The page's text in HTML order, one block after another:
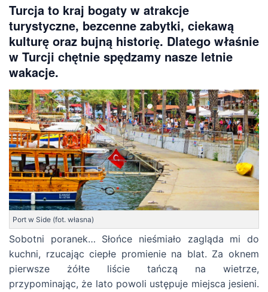
Turcja to kraj bogaty w atrakcje
turystyczne, bezcenne zabytki, ciekawą
kulturę oraz bujną historię. Dlatego właśnie
w Turcji chętnie spędzamy nasze letnie
wakacje.
Port w Side (fot. własna)
Sobotni poranek… Słońce nieśmiało zagląda mi do
kuchni, rzucając ciepłe promienie na blat. Za oknem
pierwsze żółte liście tańczą na wietrze,
przypominając, że lato powoli ustępuje miejsca jesieni.